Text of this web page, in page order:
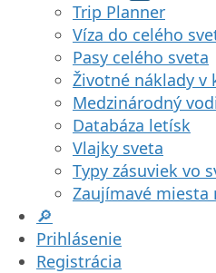
Trip Planner
Víza do celého
Pasy celého sveta
Životné náklady v
Medzinárodný
Databáza letísk
Vlajky sveta
Typy zásuviek vo
Zaujímavé miesta
🔎
Prihlásenie
Registrácia